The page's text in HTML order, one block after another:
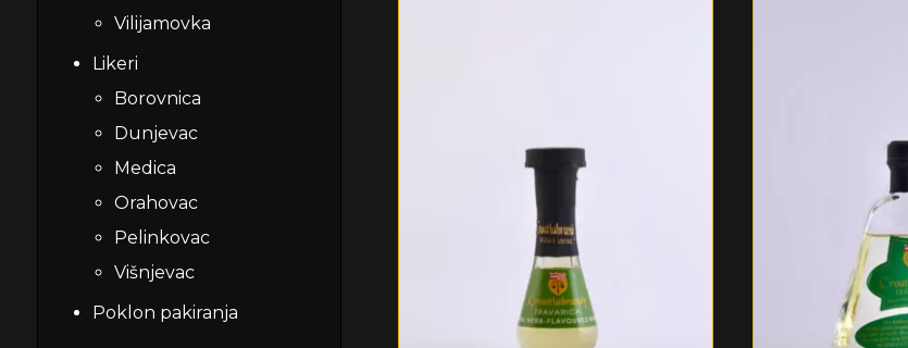
Vilijamovka
Likeri
Borovnica
Dunjevac
Medica
Orahovac
Pelinkovac
Višnjevac
Poklon pakiranja